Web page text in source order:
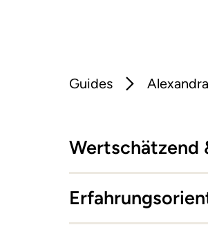
Guides
Wertschätzend